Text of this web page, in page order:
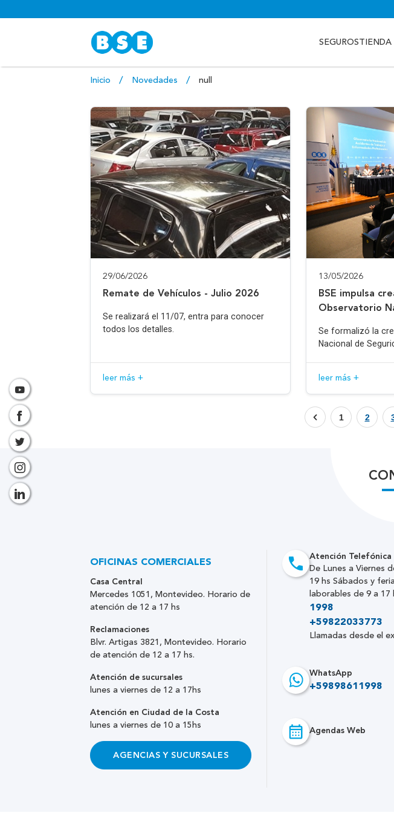
SEGUROSTIENDA
Inicio Novedades null
29/06/2026
Remate de Vehículos - Julio 2026
Se realizará el 11/07, entra para conocer
todos los detalles.
leer más +
13/05/2026
BSE impulsa
Observatorio
Se formalizó la
Nacional de
leer más +
1 2
Atención Telefónica
De Lunes a Viernes
19 hs Sábados y
laborables de 9 a 17
1998
+59822033773
Llamadas desde el
WhatsApp
+59898611998
Agendas Web
OFICINAS COMERCIALES
Casa Central
Mercedes 1051, Montevideo. Horario de
atención de 12 a 17 hs
Reclamaciones
Blvr. Artigas 3821, Montevideo. Horario
de atención de 12 a 17 hs.
Atención de sucursales
lunes a viernes de 12 a 17hs
Atención en Ciudad de la Costa
lunes a viernes de 10 a 15hs
AGENCIAS Y SUCURSALES